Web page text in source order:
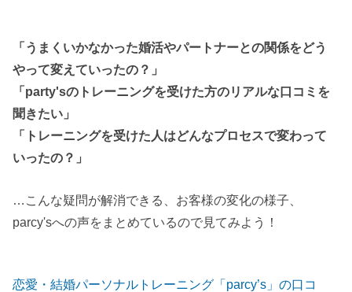
「うまくいかなかった婚活やパートナーとの関係をどう
やって変えていったの？」
「party'sのトレーニングを受けた方のリアルな口コミを
聞きたい」
「トレーニングを受けた人はどんなプロセスで変わって
いったの？」
…こんな疑問が解消できる、お客様の変化の様子、
parcy'sへの声をまとめているので見てみよう！
恋愛・結婚パーソナルトレーニング「parcy’s」の口コ